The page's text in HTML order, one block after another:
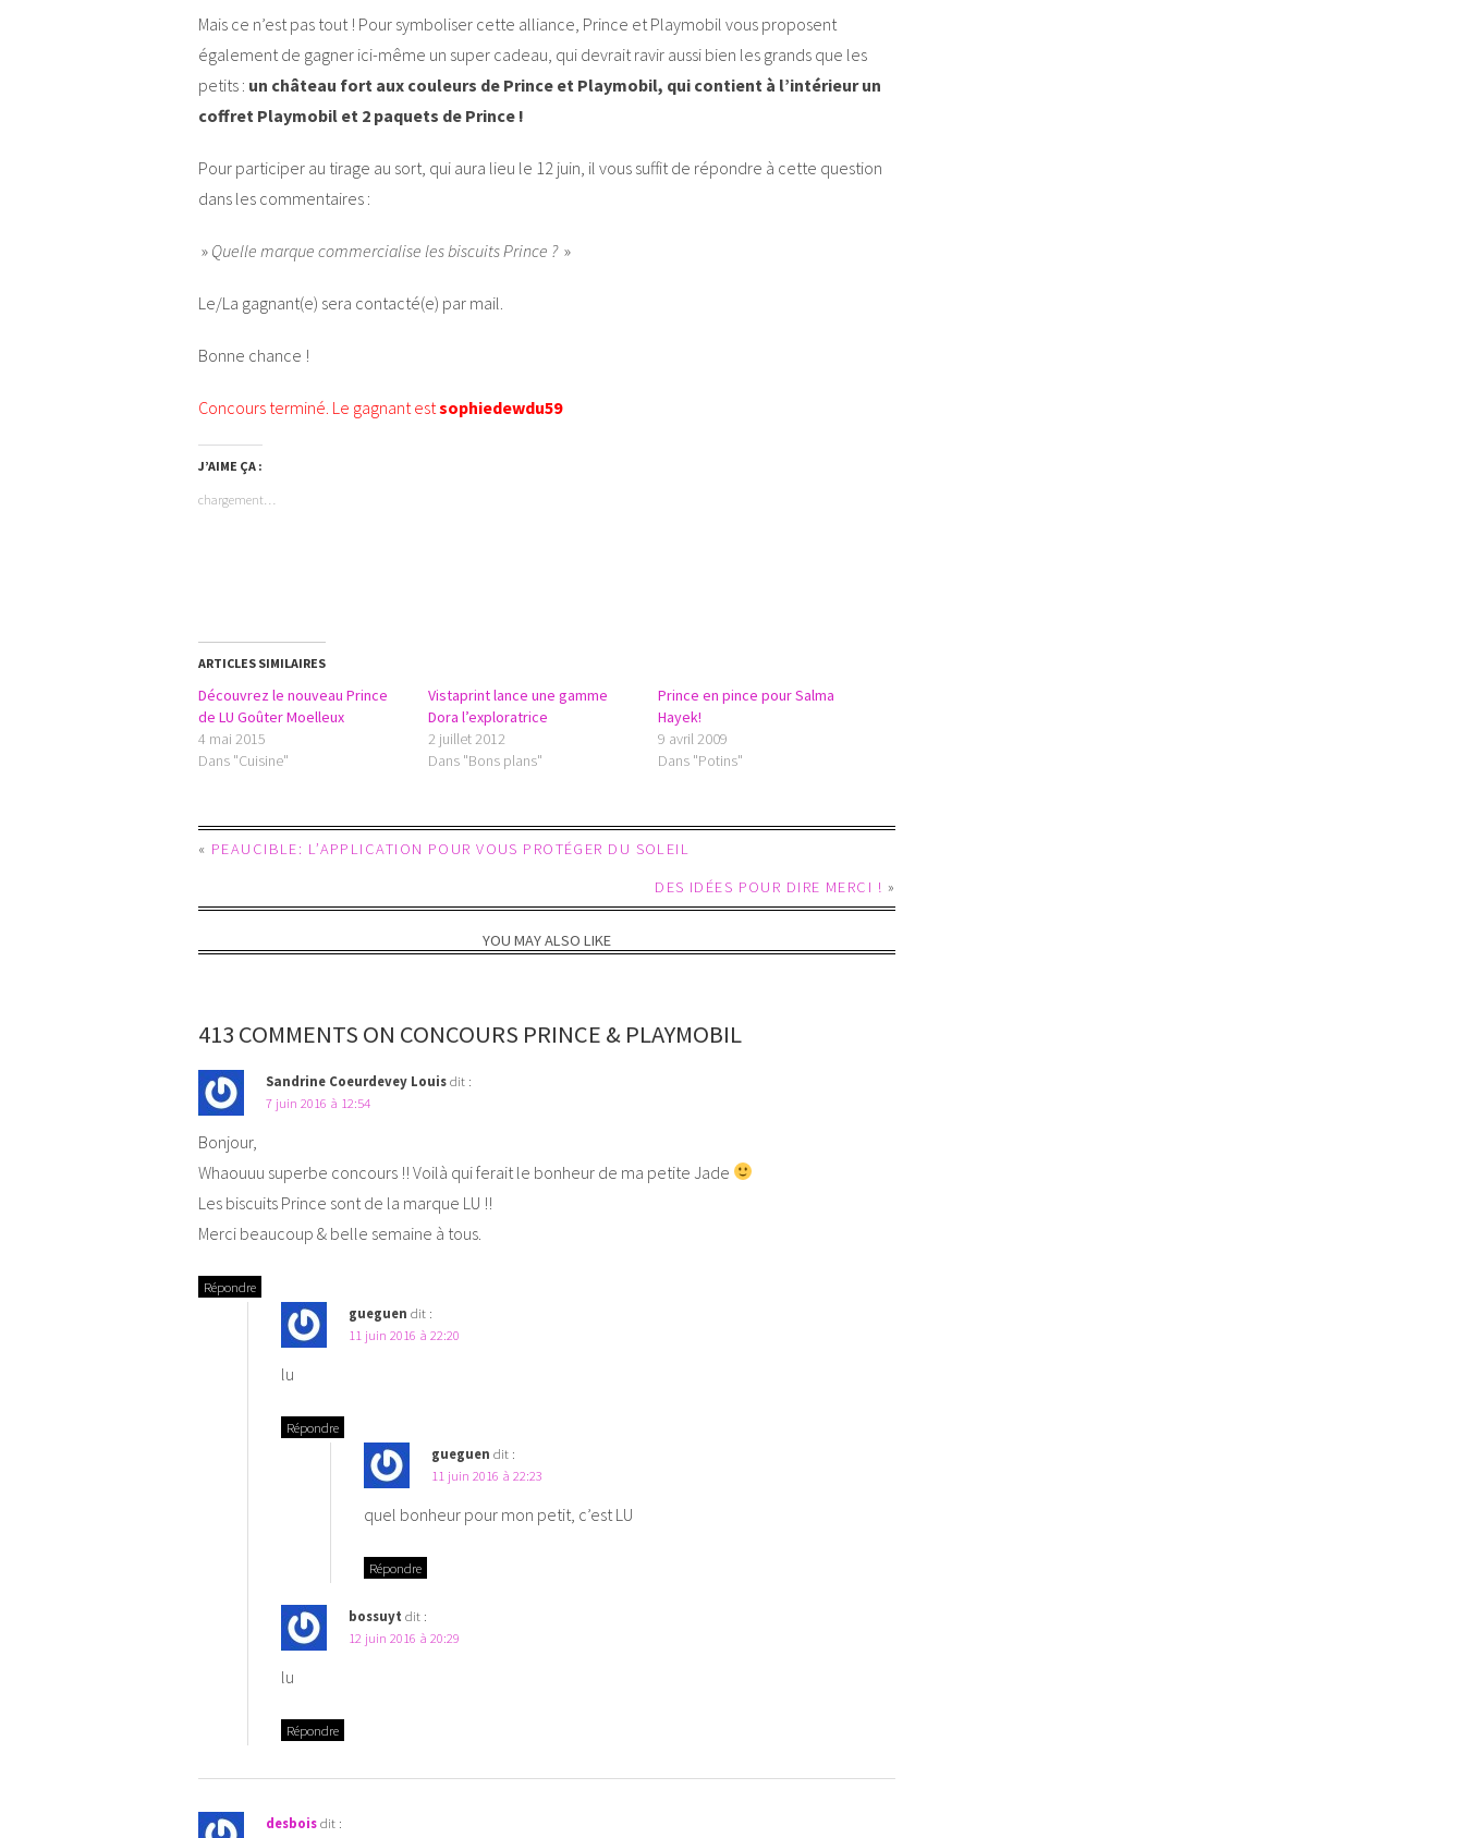
Mais ce n’est pas tout ! Pour symboliser cette alliance, Prince et Playmobil vous proposent
également de gagner ici-même un super cadeau, qui devrait ravir aussi bien les grands que les
petits : un château fort aux couleurs de Prince et Playmobil, qui contient à l’intérieur un
coffret Playmobil et 2 paquets de Prince !
Pour participer au tirage au sort, qui aura lieu le 12 juin, il vous suffit de répondre à cette question
dans les commentaires :
» Quelle marque commercialise les biscuits Prince ?»
Le/La gagnant(e) sera contacté(e) par mail.
Bonne chance !
Concours terminé. Le gagnant estsophiedewdu59
J’AIME ÇA :
chargement…
ARTICLES SIMILAIRES
Découvrez le nouveau Prince
de LU Goûter Moelleux
4 mai 2015
Dans "Cuisine"
Vistaprint lance une gamme
Dora l’exploratrice
2 juillet 2012
Dans "Bons plans"
Prince en pince pour Salma
Hayek!
9 avril 2009
Dans "Potins"
« PEAUCIBLE: L’APPLICATION POUR VOUS PROTÉGER DU SOLEIL
DES IDÉES POUR DIRE MERCI ! »
YOU MAY ALSO LIKE
413 COMMENTS ON CONCOURS PRINCE & PLAYMOBIL
Sandrine Coeurdevey Louisdit :
7 juin 2016 à 12:54
Bonjour,
Whaouuu superbe concours !! Voilà qui ferait le bonheur de ma petite Jade
Les biscuits Prince sont de la marque LU !!
Merci beaucoup & belle semaine à tous.
Répondre
gueguen dit :
11 juin 2016 à 22:20
lu
Répondre
gueguen dit :
11 juin 2016 à 22:23
quel bonheur pour mon petit, c’est LU
Répondre
bossuyt dit :
12 juin 2016 à 20:29
lu
Répondre
desboisdit :